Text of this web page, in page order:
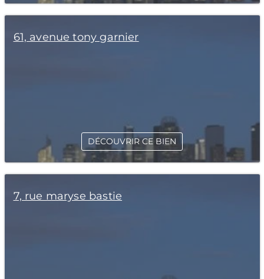
61, avenue tony garnier
DÉCOUVRIR CE BIEN
7, rue maryse bastie